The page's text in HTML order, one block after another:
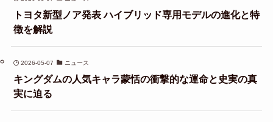
トヨタ新型ノア発表 ハイブリッド専用モデルの進化と特
徴を解説
2026-05-07 ニュース
キングダムの人気キャラ蒙恬の衝撃的な運命と史実の真
実に迫る